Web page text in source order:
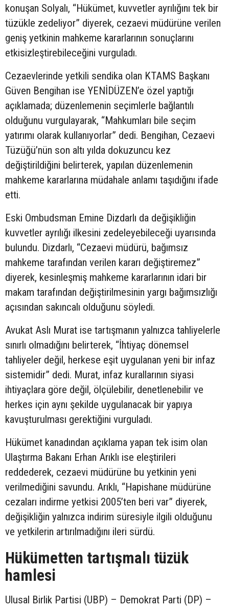
konuşan Solyalı, “Hükümet, kuvvetler ayrılığını tek bir
tüzükle zedeliyor” diyerek, cezaevi müdürüne verilen
geniş yetkinin mahkeme kararlarının sonuçlarını
etkisizleştirebileceğini vurguladı.
Cezaevlerinde yetkili sendika olan KTAMS Başkanı
Güven Bengihan ise YENİDÜZEN’e özel yaptığı
açıklamada; düzenlemenin seçimlerle bağlantılı
olduğunu vurgulayarak, “Mahkumları bile seçim
yatırımı olarak kullanıyorlar” dedi. Bengihan, Cezaevi
Tüzüğü’nün son altı yılda dokuzuncu kez
değiştirildiğini belirterek, yapılan düzenlemenin
mahkeme kararlarına müdahale anlamı taşıdığını ifade
etti.
Eski Ombudsman Emine Dizdarlı da değişikliğin
kuvvetler ayrılığı ilkesini zedeleyebileceği uyarısında
bulundu. Dizdarlı, “Cezaevi müdürü, bağımsız
mahkeme tarafından verilen kararı değiştiremez”
diyerek, kesinleşmiş mahkeme kararlarının idari bir
makam tarafından değiştirilmesinin yargı bağımsızlığı
açısından sakıncalı olduğunu söyledi.
Avukat Aslı Murat ise tartışmanın yalnızca tahliyelerle
sınırlı olmadığını belirterek, “İhtiyaç dönemsel
tahliyeler değil, herkese eşit uygulanan yeni bir infaz
sistemidir” dedi. Murat, infaz kurallarının siyasi
ihtiyaçlara göre değil, ölçülebilir, denetlenebilir ve
herkes için aynı şekilde uygulanacak bir yapıya
kavuşturulması gerektiğini vurguladı.
Hükümet kanadından açıklama yapan tek isim olan
Ulaştırma Bakanı Erhan Arıklı ise eleştirileri
reddederek, cezaevi müdürüne bu yetkinin yeni
verilmediğini savundu. Arıklı, “Hapishane müdürüne
cezaları indirme yetkisi 2005’ten beri var” diyerek,
değişikliğin yalnızca indirim süresiyle ilgili olduğunu
ve yetkilerin artırılmadığını ileri sürdü.
Hükümetten tartışmalı tüzük
hamlesi
Ulusal Birlik Partisi (UBP) – Demokrat Parti (DP) –